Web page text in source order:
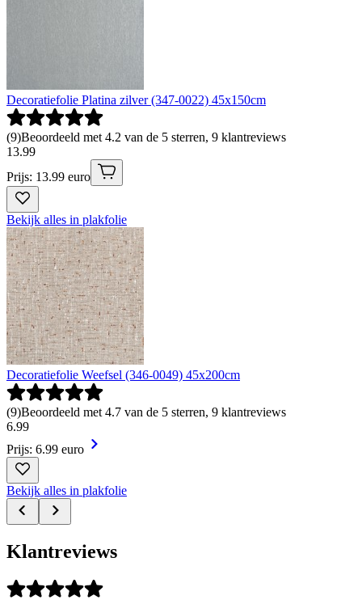
Decoratiefolie Platina zilver (347-0022) 45x150cm
(9)Beoordeeld met 4.2 van de 5 sterren, 9 klantreviews
13.99
Prijs: 13.99 euro
Bekijk alles in plakfolie
Decoratiefolie Weefsel (346-0049) 45x200cm
(9)Beoordeeld met 4.7 van de 5 sterren, 9 klantreviews
6.99
Prijs: 6.99 euro
Bekijk alles in plakfolie
Klantreviews